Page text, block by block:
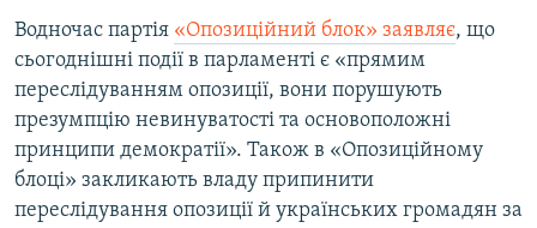
Водночас партія «Опозиційний блок» заявляє, що
сьогоднішні події в парламенті є «прямим
переслідуванням опозиції, вони порушують
презумпцію невинуватості та основоположні
принципи демократії». Також в «Опозиційному
блоці» закликають владу припинити
переслідування опозиції й українських громадян за